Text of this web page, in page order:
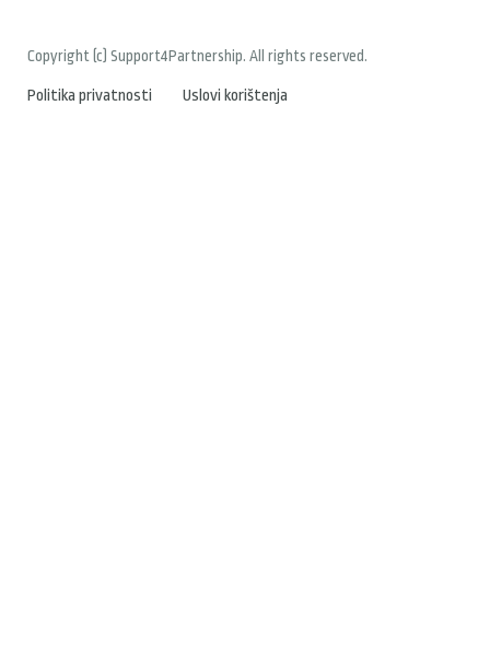
Copyright (c) Support4Partnership. All rights reserved.
Politika privatnosti Uslovi korištenja